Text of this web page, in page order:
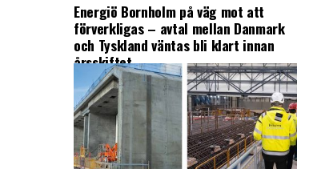
Energiö Bornholm på väg mot att
förverkligas – avtal mellan Danmark
och Tyskland väntas bli klart innan
årsskiftet